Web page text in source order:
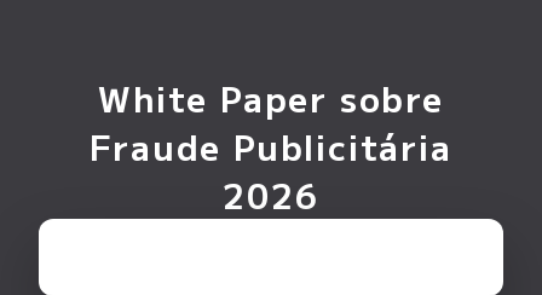
White Paper sobre
Fraude Publicitária
2026